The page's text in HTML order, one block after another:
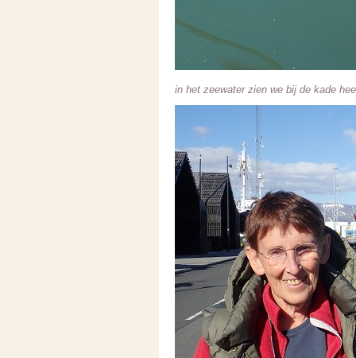
in het zeewater zien we bij de kade